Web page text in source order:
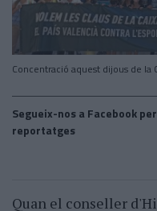
Concentració aquest dijous de la
Segueix-nos a Facebook
reportatges
Quan el conseller